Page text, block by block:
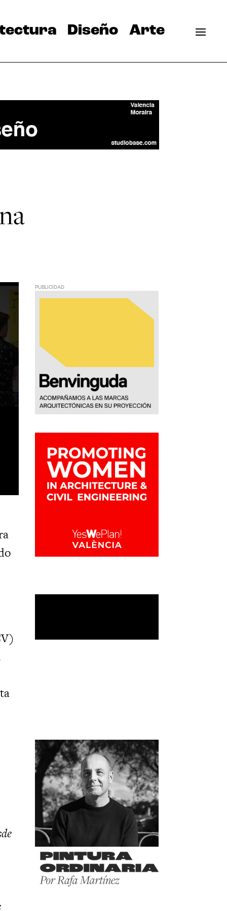
Diseño Arte
PUBLICIDAD